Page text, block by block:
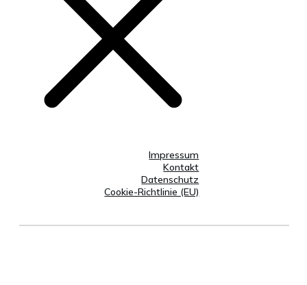
Impressum
Kontakt
Datenschutz
Cookie-Richtlinie (EU)